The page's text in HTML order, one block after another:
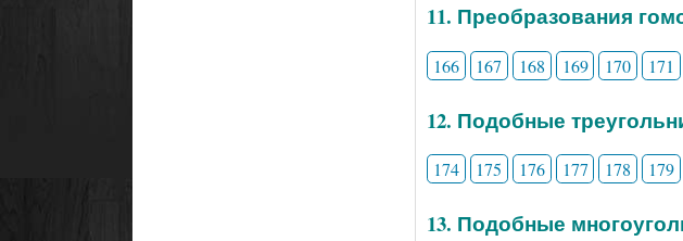
11. Преобразования
166 167 168 169 170 171
12. Подобные
174 175 176 177 178 179
13. Подобные